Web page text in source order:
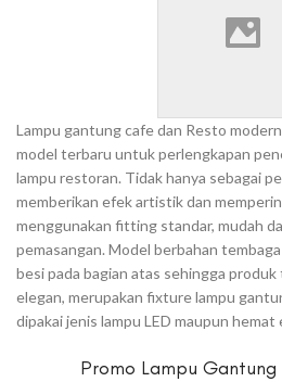
Lampu gantung cafe dan Resto
model terbaru untuk perlengkapan
lampu restoran. Tidak hanya sebagai
memberikan efek artistik dan
menggunakan fitting standar, mudah
pemasangan. Model berbahan
besi pada bagian atas sehingga
elegan, merupakan fixture lampu
dipakai jenis lampu LED maupun hemat
Promo Lampu